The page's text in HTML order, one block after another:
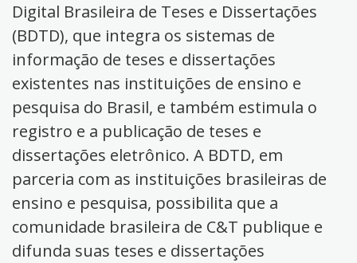
Digital Brasileira de Teses e Dissertações
(BDTD), que integra os sistemas de
informação de teses e dissertações
existentes nas instituições de ensino e
pesquisa do Brasil, e também estimula o
registro e a publicação de teses e
dissertações eletrônico. A BDTD, em
parceria com as instituições brasileiras de
ensino e pesquisa, possibilita que a
comunidade brasileira de C&T publique e
difunda suas teses e dissertações